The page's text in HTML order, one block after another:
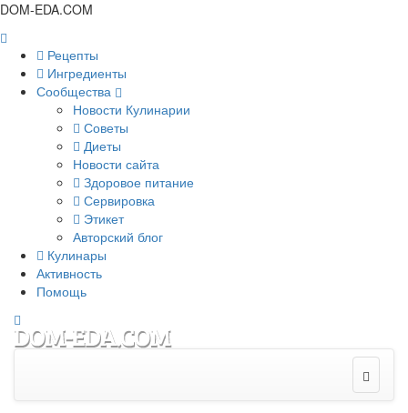
DOM-EDA.COM
Рецепты
Ингредиенты
Сообщества
Новости Кулинарии
Советы
Диеты
Новости сайта
Здоровое питание
Сервировка
Этикет
Авторский блог
Кулинары
Активность
Помощь